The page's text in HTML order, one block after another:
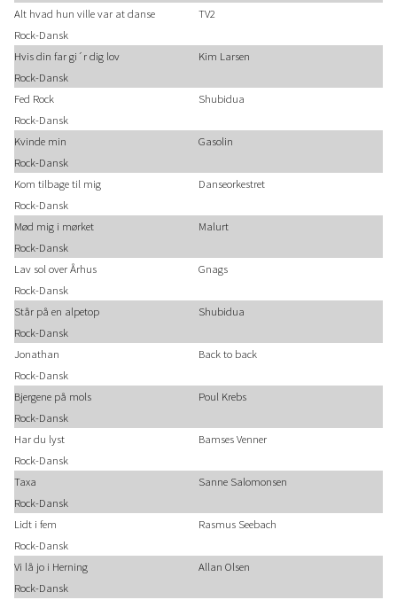
Alt hvad hun ville var at danse
TV2
Rock-Dansk
Hvis din far gi´r dig lov
Kim Larsen
Rock-Dansk
Fed Rock
Shubidua
Rock-Dansk
Kvinde min
Gasolin
Rock-Dansk
Kom tilbage til mig
Danseorkestret
Rock-Dansk
Mød mig i mørket
Malurt
Rock-Dansk
Lav sol over Århus
Gnags
Rock-Dansk
Står på en alpetop
Shubidua
Rock-Dansk
Jonathan
Back to back
Rock-Dansk
Bjergene på mols
Poul Krebs
Rock-Dansk
Har du lyst
Bamses Venner
Rock-Dansk
Taxa
Sanne Salomonsen
Rock-Dansk
Lidt i fem
Rasmus Seebach
Rock-Dansk
Vi lå jo i Herning
Allan Olsen
Rock-Dansk